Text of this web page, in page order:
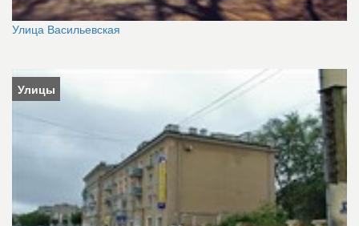
Улица Васильевская
Улицы